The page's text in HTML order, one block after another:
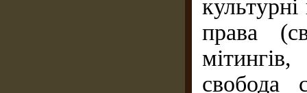
права
свобода